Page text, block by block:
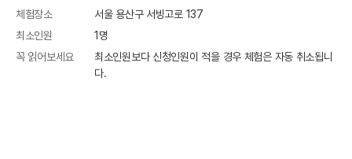
체험장소
서울 용산구 서빙고로 137
최소인원
1 명
꼭 읽어보세요
최소인원보다 신청인원이 적을 경우 체험은 자동 취소됩니
다.